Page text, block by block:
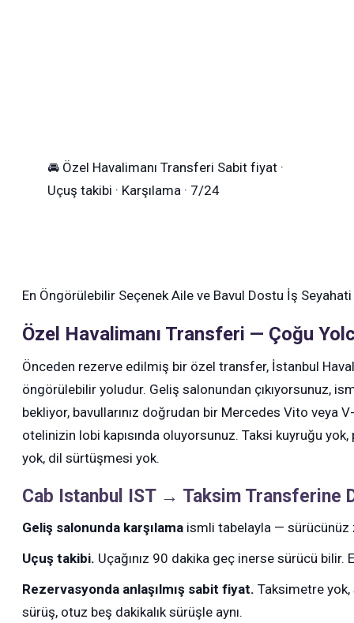
🚘 Özel Havalimanı Transferi Sabit fiyat ·
Uçuş takibi · Karşılama · 7/24
En Öngörülebilir Seçenek Aile ve Bavul Dostu İş Seyahati
Özel Havalimanı Transferi — Çoğu
Önceden rezerve edilmiş bir özel transfer, İstanbul
öngörülebilir yoludur. Geliş salonundan çıkıyorsunuz,
bekliyor, bavullarınız doğrudan bir Mercedes Vito veya
otelinizin lobi kapısında oluyorsunuz. Taksi kuyruğu
yok, dil sürtüşmesi yok.
Cab Istanbul IST → Taksim Transferine
Geliş salonunda karşılama ismli tabelayla — sürücünüz
Uçuş takibi. Uçağınız 90 dakika geç inerse sürücü
Rezervasyonda anlaşılmış sabit fiyat. Taksimetre
sürüş, otuz beş dakikalık sürüşle aynı.